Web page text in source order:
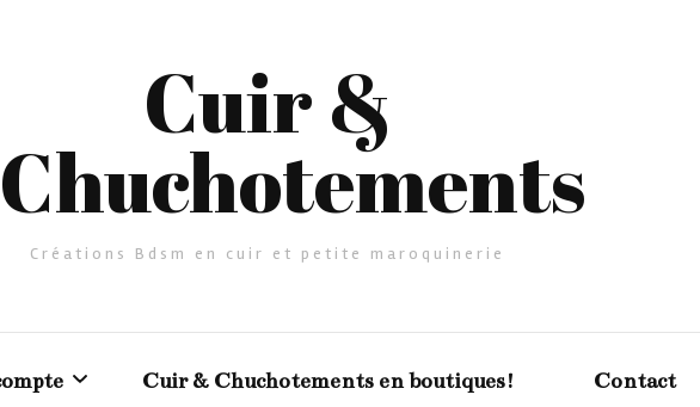
Cuir &
Chuchotements
Créations Bdsm en cuir et petite maroquinerie
Cuir & Chuchotements en boutiques! Contact